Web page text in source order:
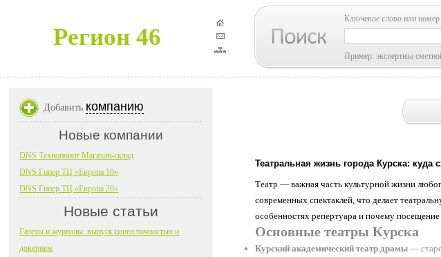
Регион 46
Ключевое слово или номер
Пример: экспертиза
Театральная жизнь города Курска: куда
Театр — важная часть культурной жизни
современных спектаклей, что делает
особенностях репертуара и почему
Основные театры Курска
Курский академический театр драмы —
Добавить компанию
Новые компании
DNS Технопоинт Магазин-склад
DNS Гипер ТЦ «Европа 10»
DNS Гипер ТЦ «Европа 20»
Новые статьи
Газеты и журналы: выпуск ценен точностью и
доверием